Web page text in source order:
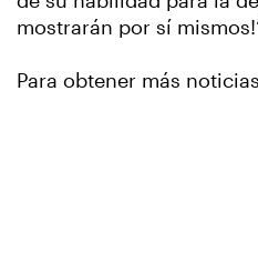
mostrarán por sí
Para obtener más